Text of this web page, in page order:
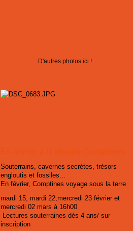
D'autres photos ici !
Souterrains, cavernes secrètes, trésors
engloutis et fossiles...
En février, Comptines voyage sous la terre
mardi 15, mardi 22,mercredi 23 février et
mercredi 02 mars à 16h00
Lectures souterraines dès 4 ans/ sur
inscription